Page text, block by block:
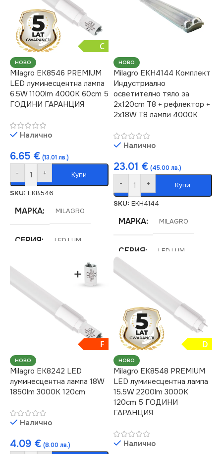
C
НОВО
Milagro EK8546 PREMIUM
LED луминесцентна лампа
6.5W 1100lm 4000K 60cm 5
ГОДИНИ ГАРАНЦИЯ
Налично
6.65 € (13.01 лв.)
- + Купи
SKU: EK8546
МАРКА MILAGRO
СЕРИЯ LED LUM
ЕНЕРГИЕН КЛАС C
НАПРЕЖЕНИЕ (V)
ЦВЕТНА
ТЕМПЕРАТУРА (K)
4000
СВЕТЛИНЕН ПОТОК
НОВО
Milagro EKH4144 Комплект
Индустриално
осветително тяло за
2x120cm Т8 + рефлектор +
2x18W Т8 лампи 4000K
Налично
23.01 € (45.00 лв.)
- + Купи
SKU: EKH4144
МАРКА MILAGRO
СЕРИЯ LED LUM
НАПРЕЖЕНИЕ (V)
ЦВЕТНА
ТЕМПЕРАТУРА (K)
4000
СТЕПЕН НА ЗАЩИТА
F
НОВО
Milagro EK8242 LED
луминесцентна лампа 18W
1850lm 3000K 120cm
Налично
4.09 € (8.00 лв.)
D
НОВО
Milagro EK8548 PREMIUM
LED луминесцентна лампа
15.5W 2200lm 3000K
120cm 5 ГОДИНИ
ГАРАНЦИЯ
Налично